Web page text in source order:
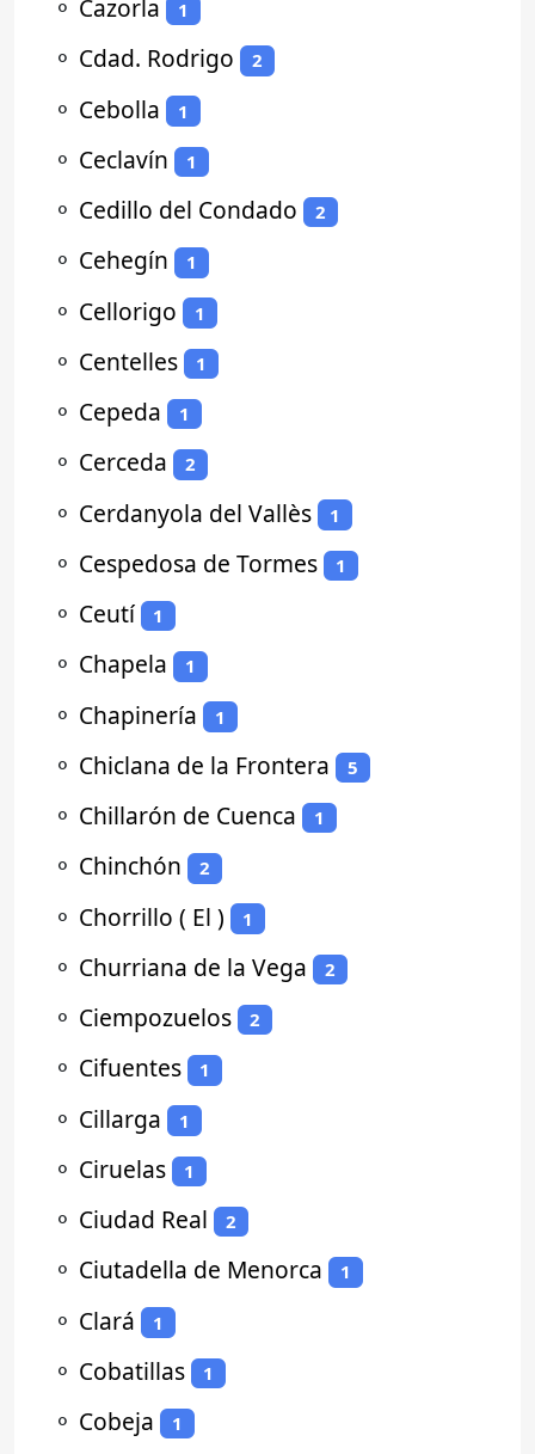
⚬ Cazorla 1
⚬ Cdad. Rodrigo 2
⚬ Cebolla 1
⚬ Ceclavín 1
⚬ Cedillo del Condado 2
⚬ Cehegín 1
⚬ Cellorigo 1
⚬ Centelles 1
⚬ Cepeda 1
⚬ Cerceda 2
⚬ Cerdanyola del Vallès 1
⚬ Cespedosa de Tormes 1
⚬ Ceutí 1
⚬ Chapela 1
⚬ Chapinería 1
⚬ Chiclana de la Frontera 5
⚬ Chillarón de Cuenca 1
⚬ Chinchón 2
⚬ Chorrillo ( El ) 1
⚬ Churriana de la Vega 2
⚬ Ciempozuelos 2
⚬ Cifuentes 1
⚬ Cillarga 1
⚬ Ciruelas 1
⚬ Ciudad Real 2
⚬ Ciutadella de Menorca 1
⚬ Clará 1
⚬ Cobatillas 1
⚬ Cobeja 1